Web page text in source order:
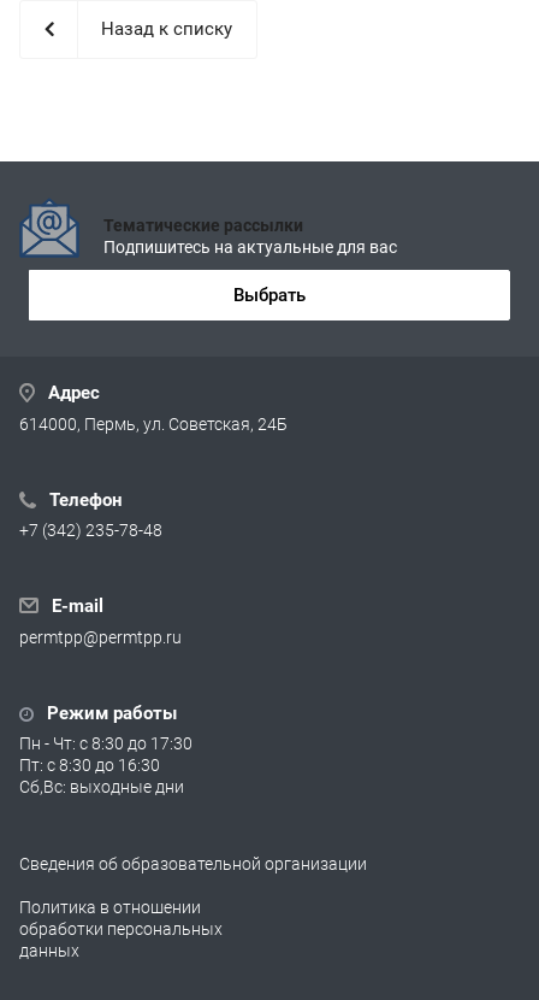
Назад к списку
Тематические рассылки
Подпишитесь на актуальные для вас
Выбрать
Адрес
614000, Пермь, ул. Советская, 24Б
Телефон
+7 (342) 235-78-48
E-mail
permtpp@permtpp.ru
Режим работы
Пн - Чт: с 8:30 до 17:30
Пт: с 8:30 до 16:30
Сб,Вс: выходные дни
Сведения об образовательной организации
Политика в отношении
обработки персональных
данных